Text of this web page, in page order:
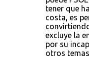
tener que
costa, es
excluye la
por su
otros